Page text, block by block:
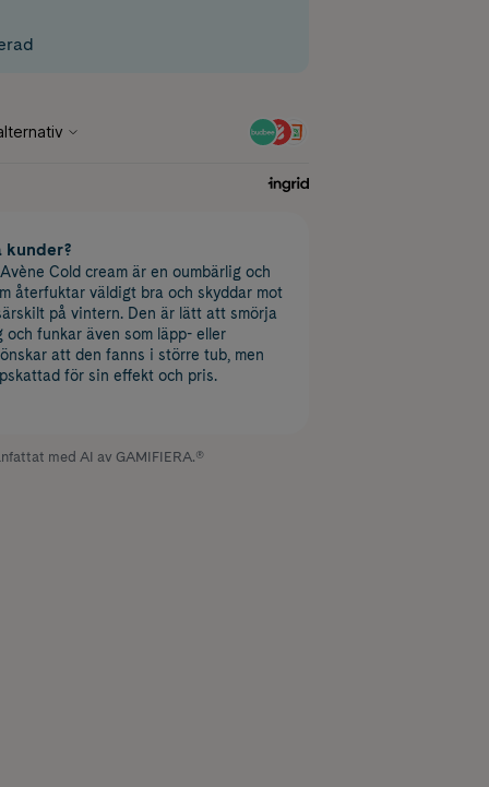
kunder?
Cold cream är en oumbärlig och
återfuktar väldigt bra och skyddar mot
på vintern. Den är lätt att smörja
och funkar även som läpp- eller
att den fanns i större tub, men
för sin effekt och pris.
med AI av GAMIFIERA.®